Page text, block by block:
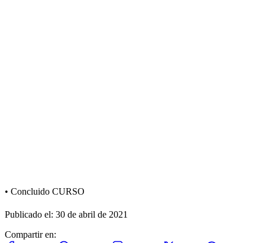
• Concluido CURSO
Publicado el: 30 de abril de 2021
Compartir en: